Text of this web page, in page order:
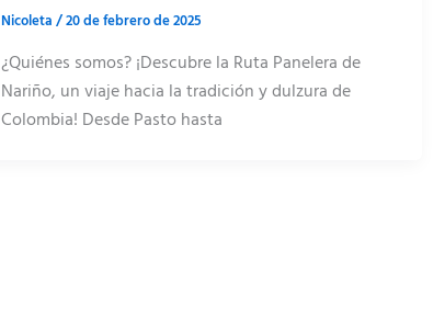
Nicoleta /20 de febrero de 2025
¿Quiénes somos? ¡Descubre la Ruta Panelera de
Nariño, un viaje hacia la tradición y dulzura de
Colombia! Desde Pasto hasta